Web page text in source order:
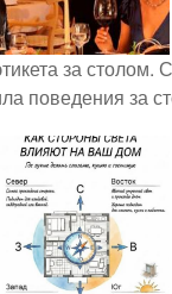
за столом.
поведения за